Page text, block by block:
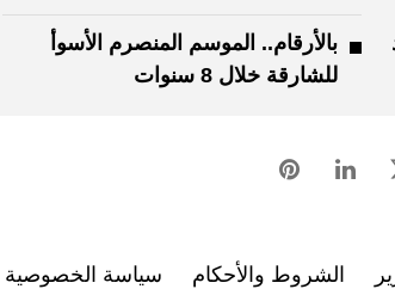
بالأرقام.. الموسم المنصرم الأسوأ
للشارقة خلال 8 سنوات
الشروط والأحكام سياسة الخصوصية